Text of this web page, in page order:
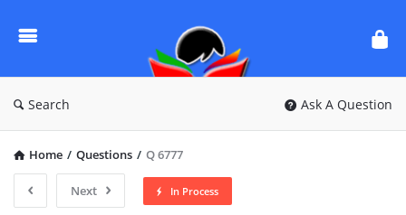
Questions
Search Ask A Question
Home / Questions / Q 6777
Next In Process